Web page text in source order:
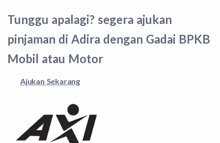
Tunggu apalagi? segera ajukan
pinjaman di Adira dengan Gadai BPKB
Mobil atau Motor
Ajukan Sekarang